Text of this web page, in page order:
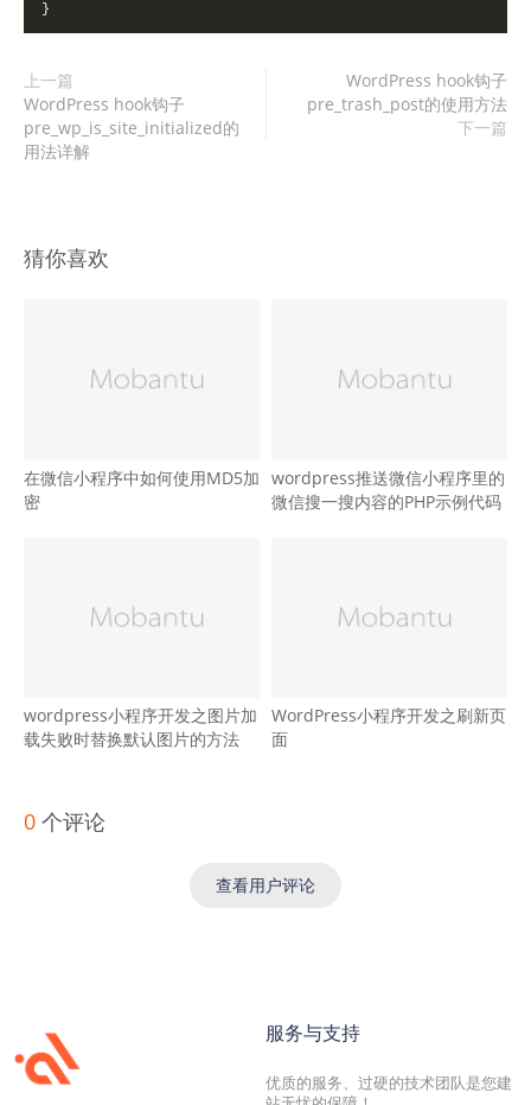
}
上一篇
WordPress hook钩子
pre_wp_is_site_initialized的
用法详解
WordPress hook钩子
pre_trash_post的使用方法
下一篇
猜你喜欢
在微信小程序中如何使用MD5加
密
wordpress推送微信小程序里的
微信搜一搜内容的PHP示例代码
wordpress小程序开发之图片加
载失败时替换默认图片的方法
WordPress小程序开发之刷新页
面
0 个评论
查看用户评论
服务与支持
优质的服务、过硬的技术团队是您建